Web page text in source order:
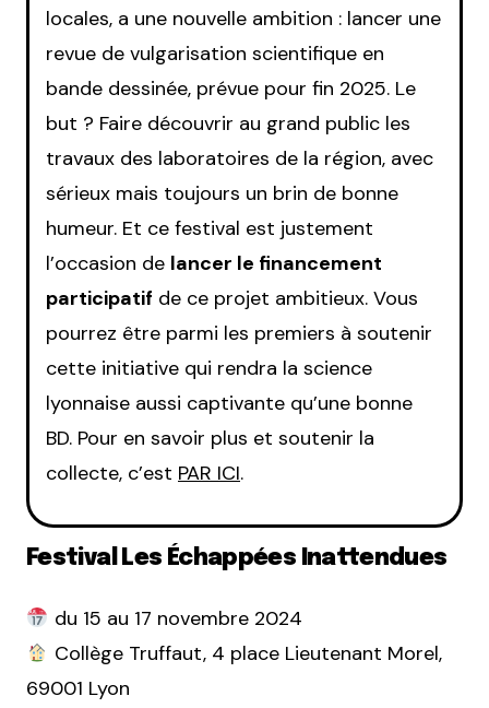
locales, a une nouvelle ambition : lancer une
revue de vulgarisation scientifique en
bande dessinée, prévue pour fin 2025. Le
but ? Faire découvrir au grand public les
travaux des laboratoires de la région, avec
sérieux mais toujours un brin de bonne
humeur. Et ce festival est justement
l’occasion de lancer le financement
participatif de ce projet ambitieux. Vous
pourrez être parmi les premiers à soutenir
cette initiative qui rendra la science
lyonnaise aussi captivante qu’une bonne
BD. Pour en savoir plus et soutenir la
collecte, c’est PAR ICI.
Festival Les Échappées Inattendues
du 15 au 17 novembre 2024
Collège Truffaut, 4 place Lieutenant Morel,
69001 Lyon